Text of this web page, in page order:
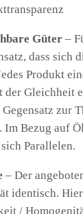
Güter –
dass sich
Produkt
der Gleichheit
zur
Im Bezug auf
Parallelen.
– Der
identisch.
/